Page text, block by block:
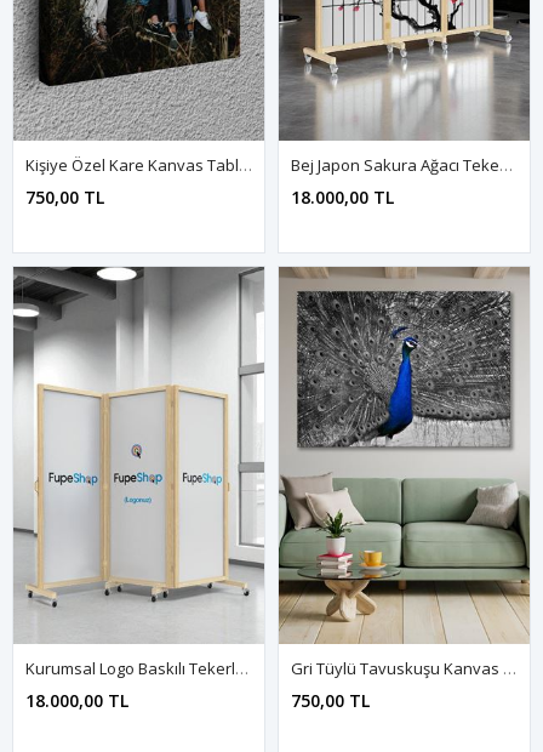
Kişiye Özel Kare Kanvas Tablo | 30×30’dan 150×150’ye Özel Ölçü Seçenekli
750,00 TL
Bej Japon Sakura Ağacı Tekerlekli Ahşap Paravan Seperatör Oda Bölme
18.000,00 TL
Kurumsal Logo Baskılı Tekerlekli Doğal Ahşap Paravan Seperatör Oda Bölme
18.000,00 TL
Gri Tüylü Tavuskuşu Kanvas Duvar Tablo 4452193
750,00 TL